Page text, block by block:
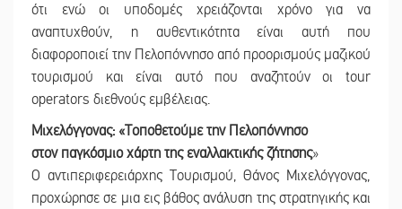
ότι ενώ οι υποδομές χρειάζονται χρόνο για να
αναπτυχθούν, η αυθεντικότητα είναι αυτή που
διαφοροποιεί την Πελοπόννησο από προορισμούς μαζικού
τουρισμού και είναι αυτό που αναζητούν οι tour
operators διεθνούς εμβέλειας.
Μιχελόγγονας: «Τοποθετούμε την Πελοπόννησο
στον παγκόσμιο χάρτη της εναλλακτικής ζήτησης»
Ο αντιπεριφερειάρχης Τουρισμού, Θάνος Μιχελόγγονας,
προχώρησε σε μια εις βάθος ανάλυση της στρατηγικής και